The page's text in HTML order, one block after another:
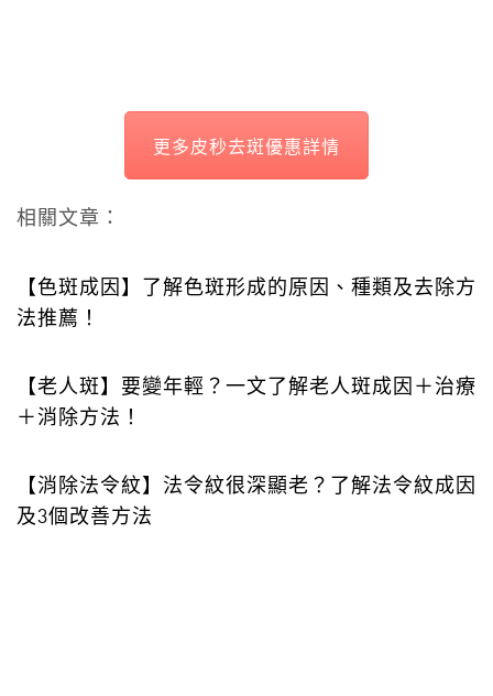
更多皮秒去斑優惠詳情
相關文章：
【色斑成因】了解色斑形成的原因、種類及去除方
法推薦！
【老人斑】要變年輕？一文了解老人斑成因＋治療
＋消除方法！
【消除法令紋】法令紋很深顯老？了解法令紋成因
及3個改善方法